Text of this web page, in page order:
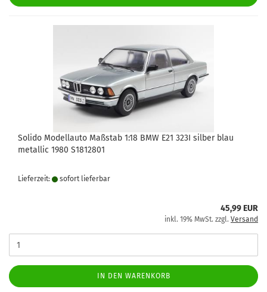
Solido Modellauto Maßstab 1:18 BMW E21 323I silber blau
metallic 1980 S1812801
Lieferzeit: sofort lie­fer­bar
45,99 EUR
inkl. 19% MwSt. zzgl. Versand
IN DEN WARENKORB